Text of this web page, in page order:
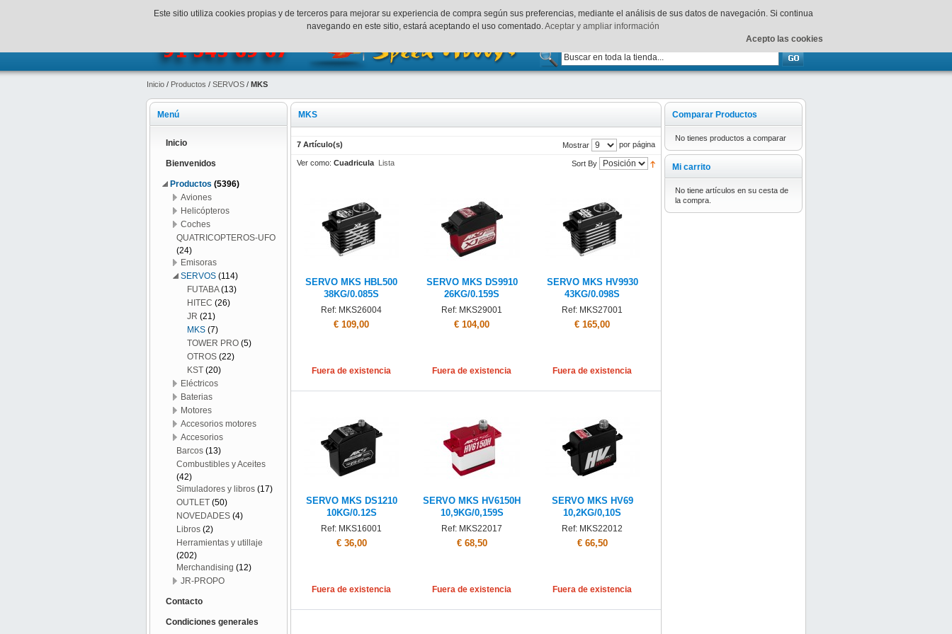
¡Bienvenidos a SpeedHobbys! Mi cuenta Finalizar Compra Acceder Sucarrito está vacío.
Inicio / Productos / SERVOS / MKS
MKS
7 Artículo(s) Mostrar por página
Ver como: Cuadricula Lista Sort By
SERVO MKS HBL500
38KG/0.085S
Ref: MKS26004
€ 109,00
Fuera de existencia
SERVO MKS DS9910
26KG/0.159S
Ref: MKS29001
€ 104,00
Fuera de existencia
SERVO MKS HV9930
43KG/0.098S
Ref: MKS27001
€ 165,00
Fuera de existencia
SERVO MKS DS1210
10KG/0.12S
Ref: MKS16001
€ 36,00
Fuera de existencia
SERVO MKS HV6150H
10,9KG/0,159S
Ref: MKS22017
€ 68,50
Fuera de existencia
SERVO MKS HV69
10,2KG/0,10S
Ref: MKS22012
€ 66,50
Fuera de existencia
Menú
Inicio
Bienvenidos
Productos (5396)
Aviones
Helicópteros
Coches
QUATRICOPTEROS-UFO
(24)
Emisoras
SERVOS (114)
FUTABA (13)
HITEC (26)
JR (21)
MKS (7)
TOWER PRO (5)
OTROS (22)
KST (20)
Eléctricos
Baterias
Motores
Accesorios motores
Accesorios
Barcos (13)
Combustibles y Aceites
(42)
Simuladores y libros (17)
OUTLET (50)
NOVEDADES (4)
Libros (2)
Herramientas y utillaje
(202)
Merchandising (12)
JR-PROPO
Contacto
Condiciones generales
Comparar Productos
No tienes productos a comparar
Mi carrito
No tiene artículos en su cesta de
la compra.
Este sitio utiliza cookies propias y de terceros para mejorar su experiencia de compra según sus preferencias, mediante el análisis de sus datos de navegación. Si continua
navegando en este sitio, estará aceptando el uso comentado.Aceptar y ampliar información
Acepto las cookies